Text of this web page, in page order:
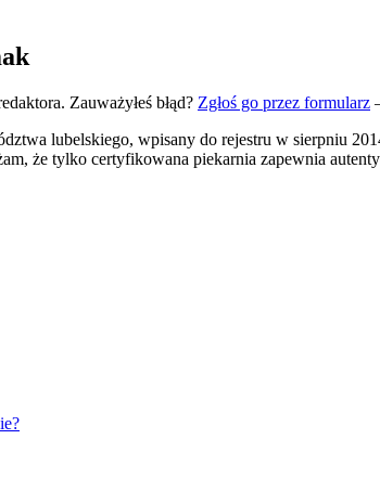
Zauważyłeś błąd? Zgłoś go przez formularz
lubelskiego, wpisany do rejestru w sierpniu
że tylko certyfikowana piekarnia zapewnia